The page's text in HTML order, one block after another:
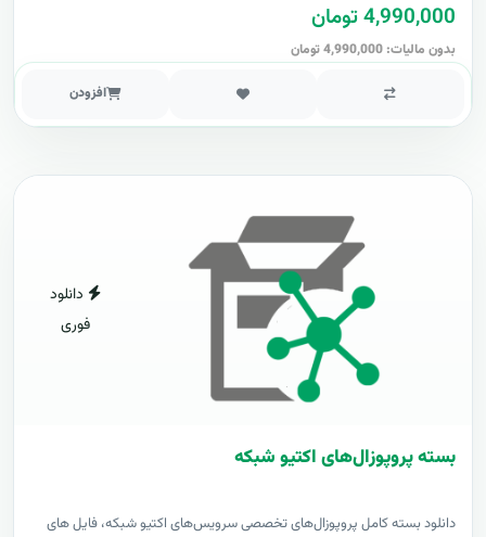
4,990,000 تومان
بدون مالیات: 4,990,000 تومان
افزودن
دانلود
فوری
بسته پروپوزال‌های اکتیو شبکه
دانلود بسته کامل پروپوزال‌های تخصصی سرویس‌های اکتیو شبکه، فایل های